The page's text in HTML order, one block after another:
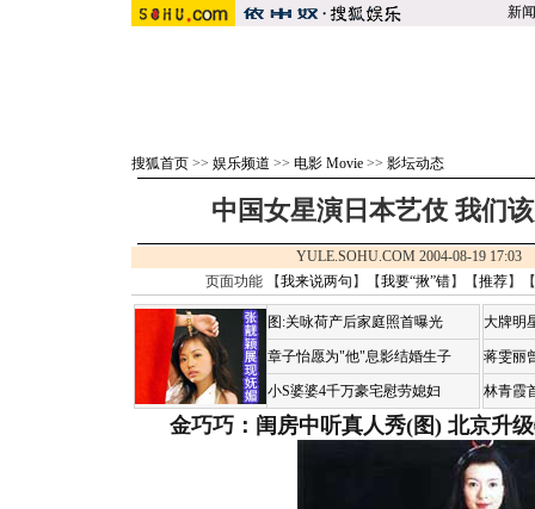
新闻
搜狐首页 >> 娱乐频道 >> 电影 Movie >> 影坛动态
中国女星演日本艺伎 我们
YULE.SOHU.COM 2004-08-19
页面功能 【我来说两句 】【我要“揪”错】【推荐】
图:关咏荷产后家庭照首曝光
章子怡愿为"他"息影结婚生子
小S婆婆4千万豪宅慰劳媳妇
大牌明
蒋雯丽
林青霞
金巧巧：闺房中听真人秀(图) 北京升